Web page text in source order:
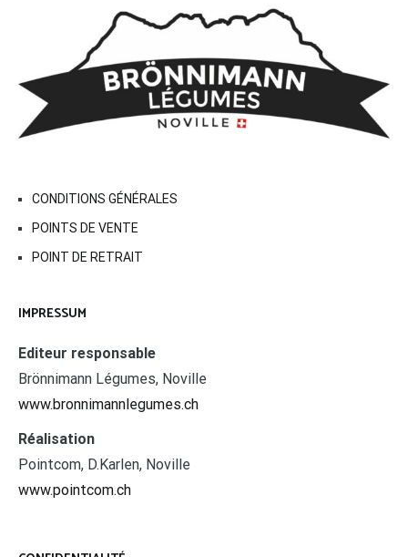
CONDITIONS GÉNÉRALES
POINTS DE VENTE
POINT DE RETRAIT
IMPRESSUM
Editeur responsable
Brönnimann Légumes, Noville
www.bronnimannlegumes.ch
Réalisation
Pointcom, D.Karlen, Noville
www.pointcom.ch